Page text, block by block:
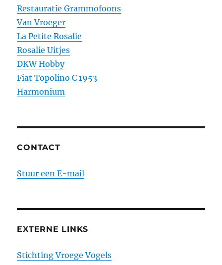
Restauratie Grammofoons
Van Vroeger
La Petite Rosalie
Rosalie Uitjes
DKW Hobby
Fiat Topolino C 1953
Harmonium
CONTACT
Stuur een E-mail
EXTERNE LINKS
Stichting Vroege Vogels